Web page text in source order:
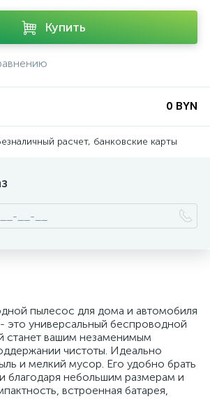
Купить
0 BYN
расчет, банковские карты
пылесос для дома и автомобиля
универсальный беспроводной
станет вашим незаменимым
чистоты. Идеально
и мелкий мусор. Его удобно брать
благодаря небольшим размерам и
встроенная батарея,